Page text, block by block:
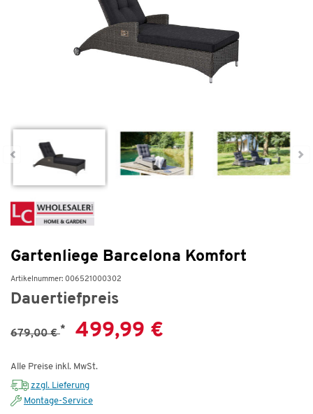
Gartenliege Barcelona Komfort
Artikelnummer: 006521000302
Dauertiefpreis
679,00 €* 499,99 €
Alle Preise inkl. MwSt.
zzgl. Lieferung
Montage-Service
Auf Lager
Gartenhocker
Barcelona Komfort